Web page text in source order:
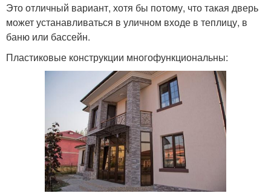
Это отличный вариант, хотя бы потому, что такая дверь
может устанавливаться в уличном входе в теплицу, в
баню или бассейн.
Пластиковые конструкции многофункциональны: